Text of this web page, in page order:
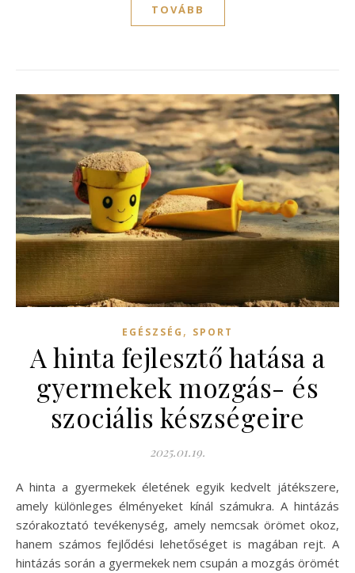
TOVÁBB
EGÉSZSÉG , SPORT
A hinta fejlesztő hatása a
gyermekek mozgás- és
szociális készségeire
2025.01.19.
A hinta a gyermekek életének egyik kedvelt játékszere,
amely különleges élményeket kínál számukra. A hintázás
szórakoztató tevékenység, amely nemcsak örömet okoz,
hanem számos fejlődési lehetőséget is magában rejt. A
hintázás során a gyermekek nem csupán a mozgás örömét